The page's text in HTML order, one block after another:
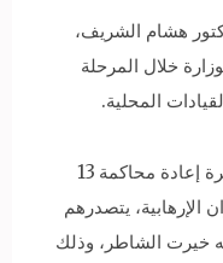
هشام الشريف،
خلال المرحلة
المحلية.
القاهرة.. تستأنف محكمة جنايات القاهرة إعادة محاكمة 13
الإرهابية، يتصدرهم
خيرت الشاطر، وذلك